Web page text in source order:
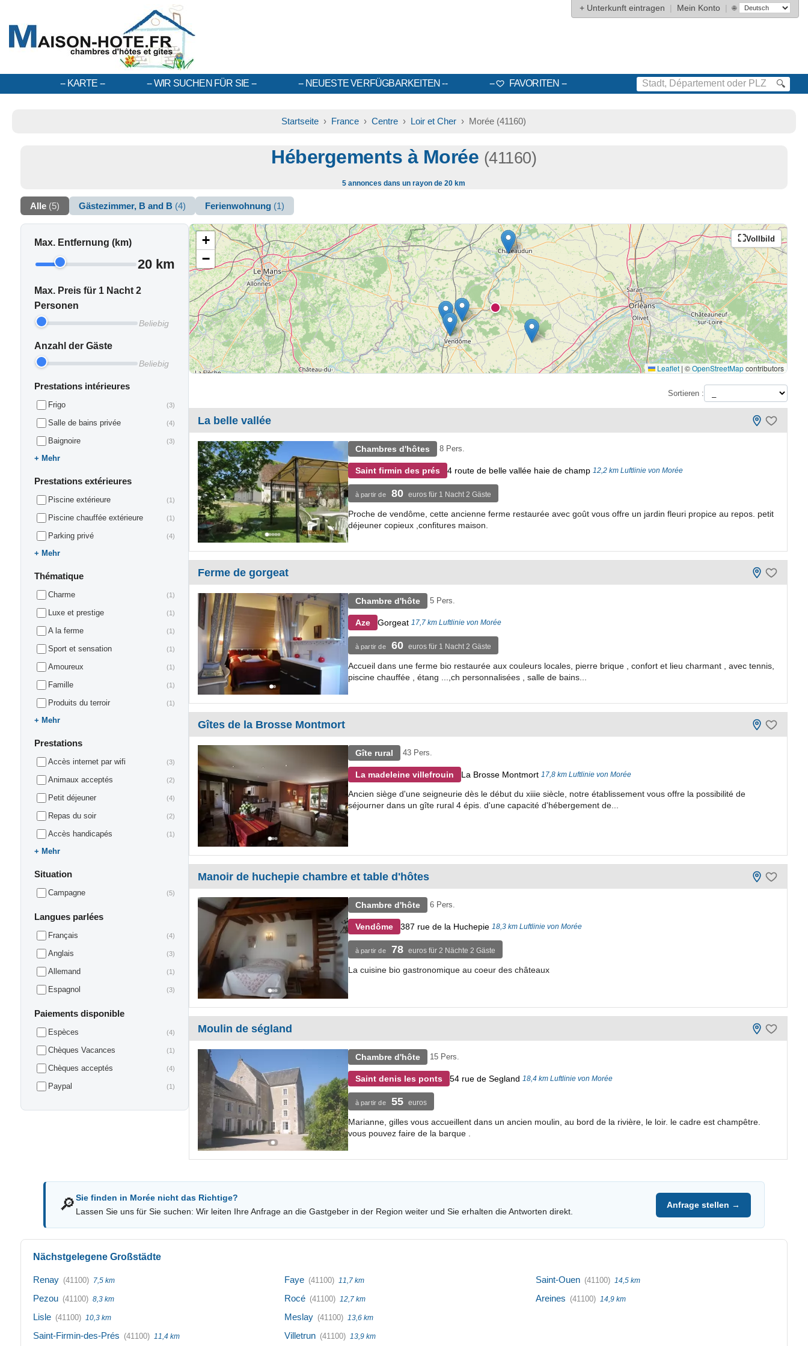
+ Unterkunft eintragen | Mein Konto | 🌐
KARTE WIR SUCHEN FÜR SIE NEUESTE VERFÜGBARKEITEN FAVORITEN 🔍
Startseite › France ›Centre › Loir et Cher › Morée (41160)
Hébergements à Morée (41160)
5 annonces dans un rayon de 20 km
Alle (5) Gästezimmer, B and B (4) Ferienwohnung (1)
Max. Entfernung (km)
20 km
Max. Preis für 1 Nacht 2
Personen
Beliebig
Anzahl der Gäste
Beliebig
Prestations intérieures
Frigo (3)
Salle de bains privée (4)
Baignoire (3)
Mehr
Prestations extérieures
Piscine extérieure (1)
Piscine chauffée extérieure (1)
Parking privé (4)
Mehr
Thématique
Charme (1)
Luxe et prestige (1)
A la ferme (1)
Sport et sensation (1)
Amoureux (1)
Famille (1)
Produits du terroir (1)
Mehr
Prestations
Accès internet par wifi (3)
Animaux acceptés (2)
Petit déjeuner (4)
Repas du soir (2)
Accès handicapés (1)
Mehr
Situation
Campagne (5)
Langues parlées
Français (4)
Anglais (3)
Allemand (1)
Espagnol (3)
Paiements disponible
Espèces (4)
Chèques Vacances (1)
Chèques acceptés (4)
Paypal (1)
Vollbild
+
−
Leaflet | ©OpenStreetMapcontributors
Sortieren :
La belle vallée
Chambres d'hôtes 8 Pers.
Saint firmin des prés 4 route de belle vallée haie de champ 12,2 km Luftlinie von Morée
à partir de 80 euros für 1 Nacht 2 Gäste
Proche de vendôme, cette ancienne ferme restaurée avec goût vous offre un jardin fleuri propice au repos. petit
déjeuner copieux ,confitures maison.
Ferme de gorgeat
Chambre d'hôte 5 Pers.
Aze Gorgeat 17,7 km Luftlinie von Morée
à partir de 60 euros für 1 Nacht 2 Gäste
Accueil dans une ferme bio restaurée aux couleurs locales, pierre brique , confort et lieu charmant , avec tennis,
piscine chauffée , étang ...,ch personnalisées , salle de bains...
Gîtes de la Brosse Montmort
Gîte rural 43 Pers.
La madeleine villefrouin La Brosse Montmort 17,8 km Luftlinie von Morée
Ancien siège d'une seigneurie dès le début du xiiie siècle, notre établissement vous offre la possibilité de
séjourner dans un gîte rural 4 épis. d'une capacité d'hébergement de...
Manoir de huchepie chambre et table d'hôtes
Chambre d'hôte 6 Pers.
Vendôme 387 rue de la Huchepie 18,3 km Luftlinie von Morée
à partir de 78 euros für 2 Nächte 2 Gäste
La cuisine bio gastronomique au coeur des châteaux
Moulin de ségland
Chambre d'hôte 15 Pers.
Saint denis les ponts 54 rue de Segland 18,4 km Luftlinie von Morée
à partir de 55 euros
Marianne, gilles vous accueillent dans un ancien moulin, au bord de la rivière, le loir. le cadre est champêtre.
vous pouvez faire de la barque .
🔎Sie finden in Morée nicht das Richtige?
Lassen Sie uns für Sie suchen: Wir leiten Ihre Anfrage an die Gastgeber in der Region weiter und Sie erhalten die Antworten direkt.
Anfrage stellen →
Nächstgelegene Großstädte
Renay (41100) 7,5 km
Pezou (41100) 8,3 km
Lisle (41100) 10,3 km
Saint-Firmin-des-Prés (41100) 11,4 km
Faye (41100) 11,7 km
Rocé (41100) 12,7 km
Meslay (41100) 13,6 km
Villetrun (41100) 13,9 km
Saint-Ouen (41100) 14,5 km
Areines (41100) 14,9 km